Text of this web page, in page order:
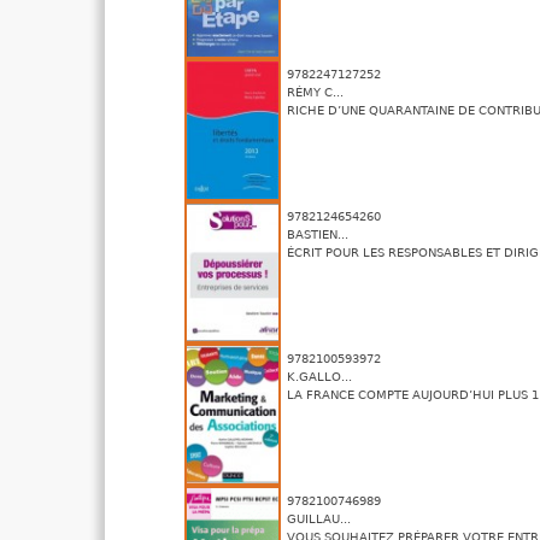
9782247127252
RÉMY C...
RICHE D’UNE QUARANTAINE DE
9782124654260
BASTIEN...
ÉCRIT POUR LES RESPONSABLES ET
9782100593972
K.GALLO...
LA FRANCE COMPTE AUJOURD’HUI PLUS
9782100746989
GUILLAU...
VOUS SOUHAITEZ PRÉPARER VOTRE